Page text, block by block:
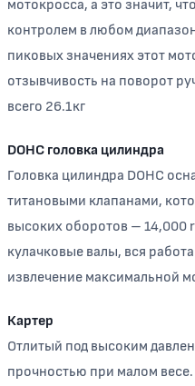
мотокросса, а это значит,
контролем в любом
пиковых значениях этот
отзывчивость на поворот
всего 26.1кг
DOHC головка цилиндра
Головка цилиндра DOHC
титановыми клапанами,
высоких оборотов – 14,000
кулачковые валы, вся
извлечение максимальной
Картер
Отлитый под высоким
прочностью при малом